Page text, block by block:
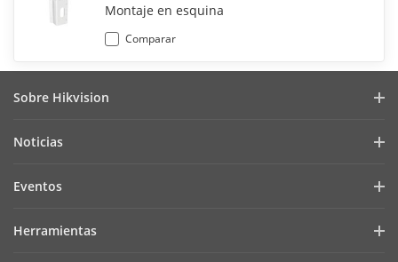
Montaje en esquina
Comparar
Sobre Hikvision
Ciberseguridad
Noticias
Casos de Éxito
Eventos
Herramientas